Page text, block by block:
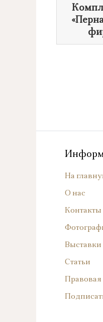
На
О нас
Контакты
Выставки
Статьи